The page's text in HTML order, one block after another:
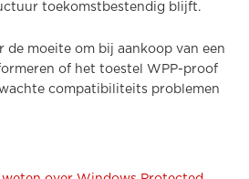
toekomstbestendig blijft.
de moeite om bij aankoop van een
of het toestel WPP-proof
compatibiliteits problemen